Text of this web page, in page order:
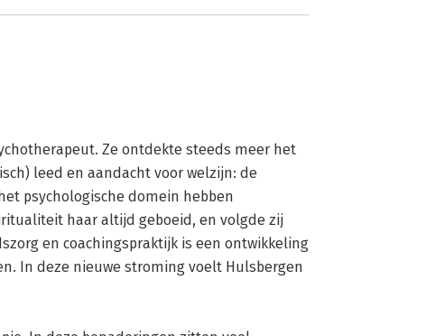
Ze ontdekte steeds meer het
leed en aandacht voor welzijn: de
psychologische domein hebben
haar altijd geboeid, en volgde zij
en coachingspraktijk is een ontwikkeling
In deze nieuwe stroming voelt Hulsbergen